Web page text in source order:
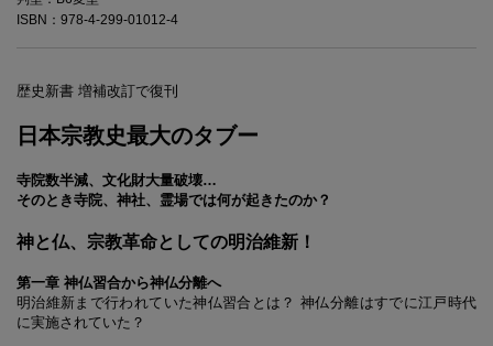
ISBN：978-4-299-01012-4
歴史新書 増補改訂で復刊
日本宗教史最大のタブー
寺院数半減、文化財大量破壊…
そのとき寺院、神社、霊場では何が起きたのか？
神と仏、宗教革命としての明治維新！
第一章 神仏習合から神仏分離へ
明治維新まで行われていた神仏習合とは？ 神仏分離はすでに江戸時代
に実施されていた？